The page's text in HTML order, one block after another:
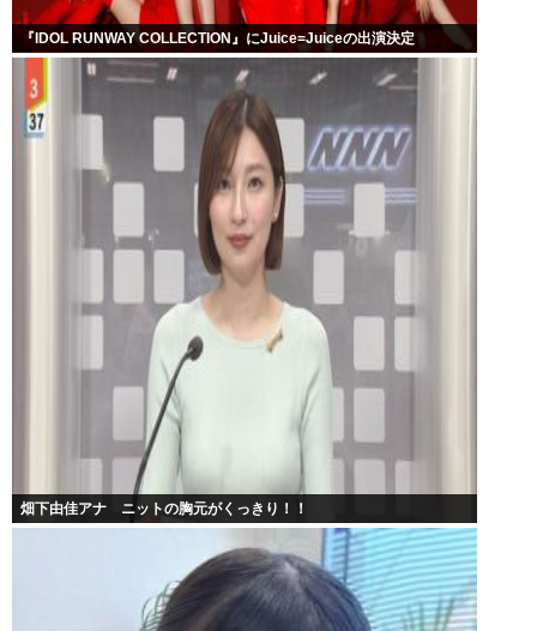
『IDOL RUNWAY COLLECTION』にJuice=Juiceの出演決定
畑下由佳アナ ニットの胸元がくっきり！！